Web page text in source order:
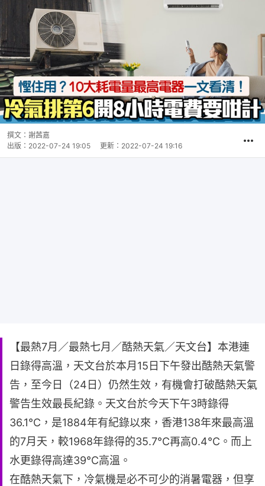
撰文： 謝茜嘉
出版： 2022-07-24 19:05 更新： 2022-07-24 19:16
【最熱7月／最熱七月／酷熱天氣／天文台】本港連
日錄得高溫，天文台於本月15日下午發出酷熱天氣警
告，至今日（24日）仍然生效，有機會打破酷熱天氣
警告生效最長紀錄。天文台於今天下午3時錄得
36.1°C，是1884年有紀錄以來，香港138年來最高溫
的7月天，較1968年錄得的35.7°C再高0.4°C。而上
水更錄得高達39°C高溫。
在酷熱天氣下，冷氣機是必不可少的消暑電器，但享